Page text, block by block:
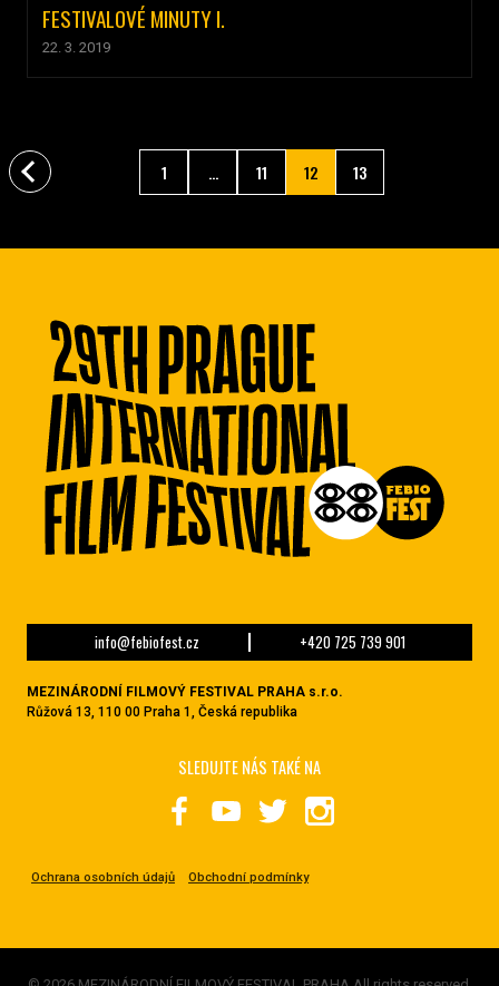
FESTIVALOVÉ MINUTY I.
22. 3. 2019
1 ... 11 12 13
info@febiofest.cz +420 725 739 901
MEZINÁRODNÍ FILMOVÝ FESTIVAL PRAHA s.r.o.
Růžová 13, 110 00 Praha 1, Česká republika
Ochrana osobních údajů Obchodní podmínky
SLEDUJTE NÁS TAKÉ NA